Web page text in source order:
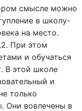
смысле можно
в школу-
на место.
При этом
и обучаться
В этой школе
и
только
Они вовлечены в